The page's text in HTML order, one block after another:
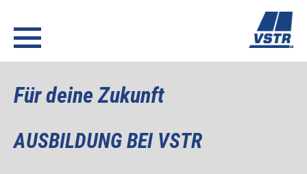
Für deine Zukunft
AUSBILDUNG BEI VSTR